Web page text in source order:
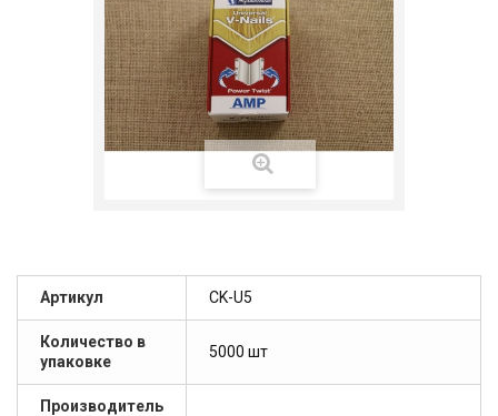
Артикул СK-U5
Количество в
упаковке
5000 шт
Производитель